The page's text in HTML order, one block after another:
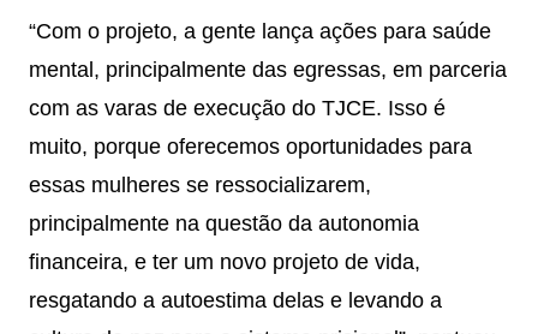
“Com o projeto, a gente lança ações para saúde
mental, principalmente das egressas, em parceria
com as varas de execução do TJCE. Isso é
muito, porque oferecemos oportunidades para
essas mulheres se ressocializarem,
principalmente na questão da autonomia
financeira, e ter um novo projeto de vida,
resgatando a autoestima delas e levando a